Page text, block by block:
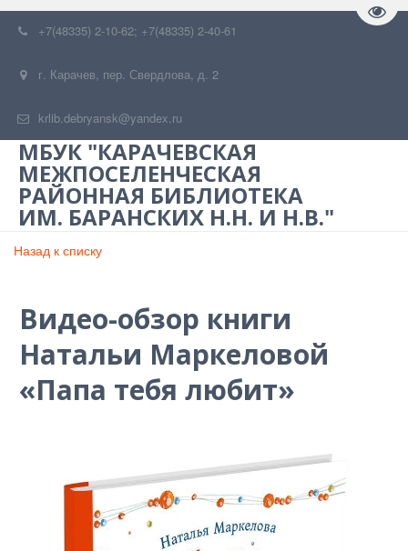
+7(48335) 2-10-62; +7(48335) 2-40-61
г. Карачев, пер. Свердлова, д. 2
krlib.debryansk@yandex.ru
МБУК "КАРАЧЕВСКАЯ
МЕЖПОСЕЛЕНЧЕСКАЯ
РАЙОННАЯ БИБЛИОТЕКА
ИМ. БАРАНСКИХ Н.Н. И Н.В."
Назад к списку
Видео-обзор книги
Натальи Маркеловой
«Папа тебя любит»